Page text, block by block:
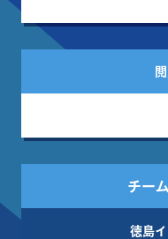
チー
徳島